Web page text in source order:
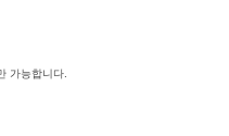
가능합니다.